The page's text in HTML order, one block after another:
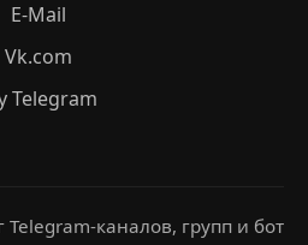
E-Mail
Vk.com
Telegram
Telegram-каналов, групп и бот